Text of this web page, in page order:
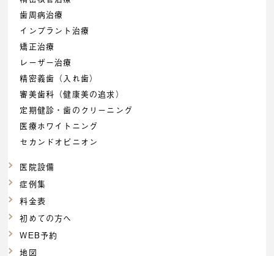
歯周病治療
インプラント治療
矯正治療
レーザー治療
精密義歯（入れ歯）
審美歯科（健康美の追求）
定期健診・歯のクリーニング
医療ホワイトニング
セカンドオピニオン
医院設備
症例集
料金表
初めての方へ
WEB予約
地図